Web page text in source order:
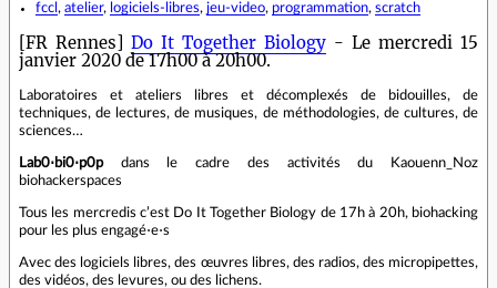
fccl , atelier, logiciels-libres, jeu-video, programmation, scratch
[FR Rennes] Do It Together Biology - Le mercredi 15
janvier 2020 de 17h00 à 20h00.
Laboratoires et ateliers libres et décomplexés de bidouilles, de
techniques, de lectures, de musiques, de méthodologies, de cultures, de
sciences…
Lab0⋅bi0⋅p0pdans le cadre des activités du Kaouenn_Noz
biohackerspaces
Tous les mercredis c’est Do It Together Biology de 17h à 20h, biohacking
pour les plus engagé⋅e⋅s
Avec des logiciels libres, des œuvres libres, des radios, des micropipettes,
des vidéos, des levures, ou des lichens.